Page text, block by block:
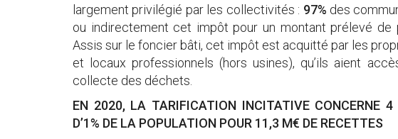
largement privilégié par les collectivités : 97% des
ou indirectement cet impôt pour un montant prélevé de
Assis sur le foncier bâti, cet impôt est acquitté par les
et locaux professionnels (hors usines), qu’ils aient
collecte des déchets.
EN 2020, LA TARIFICATION INCITATIVE CONCERNE 4
D’1% DE LA POPULATION POUR 11,3 M€ DE RECETTES